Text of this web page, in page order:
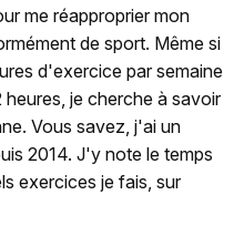
me réapproprier mon
de sport. Même si
d'exercice par semaine
je cherche à savoir
Vous savez, j'ai un
2014. J'y note le temps
exercices je fais, sur